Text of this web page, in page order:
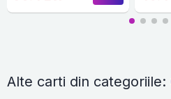
Alte carti din categoriile: